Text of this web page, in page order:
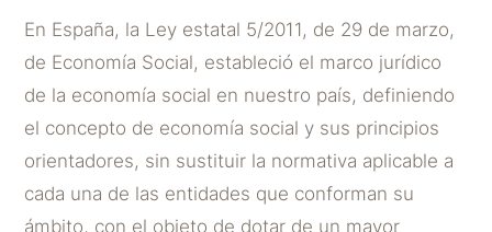
En España, la Ley estatal 5/2011, de 29 de marzo,
de Economía Social, estableció el marco jurídico
de la economía social en nuestro país, definiendo
el concepto de economía social y sus principios
orientadores, sin sustituir la normativa aplicable a
cada una de las entidades que conforman su
ámbito, con el objeto de dotar de un mayor